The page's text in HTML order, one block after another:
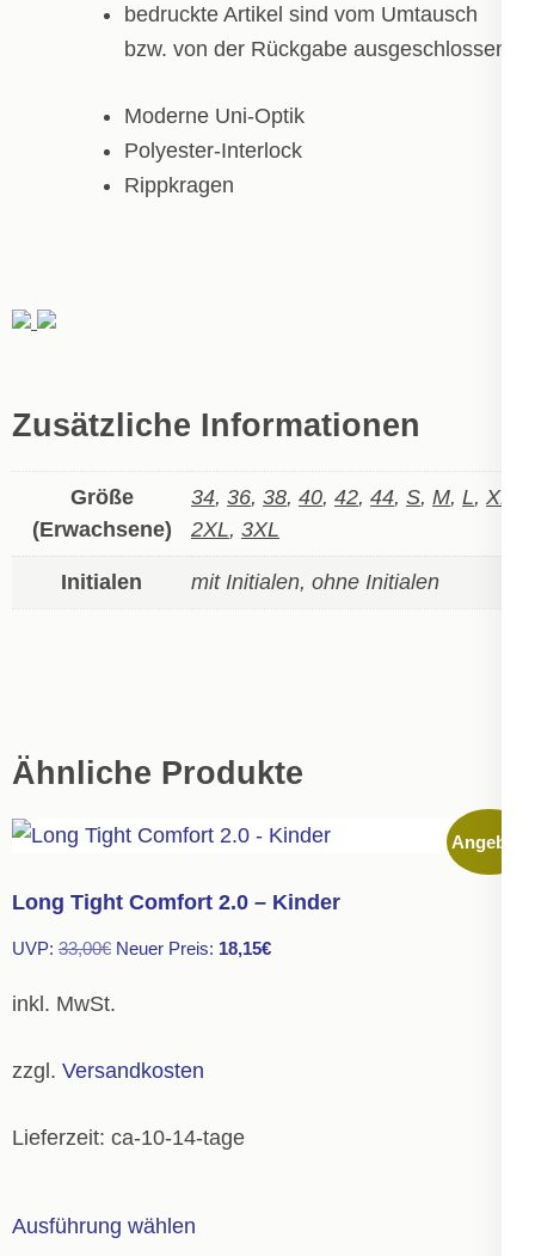
bedruckte Artikel sind vom Umtausch
bzw. von der Rückgabe ausgeschlossen!
Moderne Uni-Optik
Polyester-Interlock
Rippkragen
Zusätzliche Informationen
Größe
(Erwachsene)
34, 36, 38, 40, 42, 44, S, M, L, XL
2XL, 3XL
Initialen mit Initialen, ohne Initialen
Ähnliche Produkte
Angebot!
Long Tight Comfort 2.0 – Kinder
UVP: 33,00€ Ursprünglicher
Neuer Preis: 18,15€Aktueller
inkl. MwSt.
zzgl. Versandkosten
Lieferzeit: ca-10-14-tage
Ausführung wählen